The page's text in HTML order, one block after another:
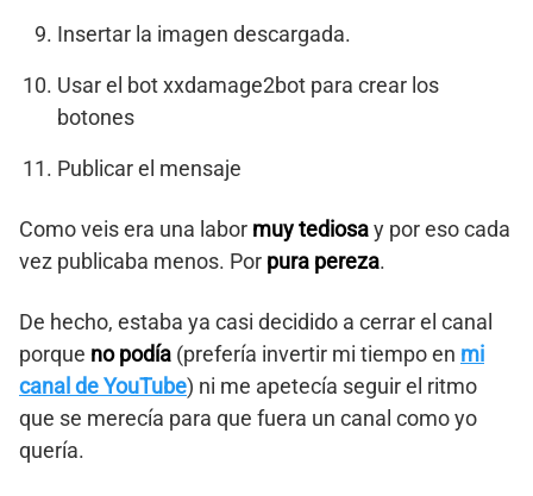
Insertar la imagen descargada.
Usar el bot xxdamage2bot para crear los
botones
Publicar el mensaje
Como veis era una labor muy tediosay por eso cada
vez publicaba menos. Por pura pereza.
De hecho, estaba ya casi decidido a cerrar el canal
porque no podía (prefería invertir mi tiempo en mi
canal de YouTube) ni me apetecía seguir el ritmo
que se merecía para que fuera un canal como yo
quería.